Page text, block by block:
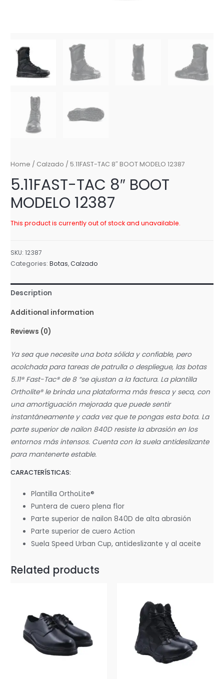
Home / Calzado / 5.11FAST-TAC 8″ BOOT MODELO 12387
5.11FAST-TAC 8″ BOOT
MODELO 12387
This product is currently out of stock and unavailable.
SKU:12387
Categories:Botas,Calzado
Description
Additional information
Reviews (0)
Ya sea que necesite una bota sólida y confiable, pero
acolchada para tareas de patrulla o despliegue, las botas
5.11® Fast-Tac® de 8 “se ajustan a la factura. La plantilla
Ortholite® le brinda una plataforma más fresca y seca, con
una amortiguación mejorada que puede sentir
instantáneamente y cada vez que te pongas esta bota. La
parte superior de nailon 840D resiste la abrasión en los
entornos más intensos. Cuenta con la suela antideslizante
para mantenerte estable.
CARACTERÍSTICAS:
Plantilla OrthoLite®
Puntera de cuero plena flor
Parte superior de nailon 840D de alta abrasión
Parte superior de cuero Action
Suela Speed ​​Urban Cup, antideslizante y al aceite
Related products